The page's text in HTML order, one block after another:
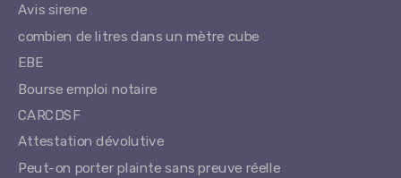
Avis sirene
combien de litres dans un mètre cube
EBE
Bourse emploi notaire
CARCDSF
Attestation dévolutive
Peut-on porter plainte sans preuve réelle